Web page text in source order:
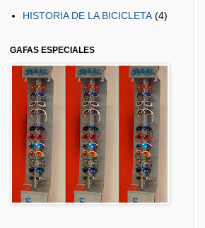
HISTORIA DE LA BICICLETA (4)
GAFAS ESPECIALES